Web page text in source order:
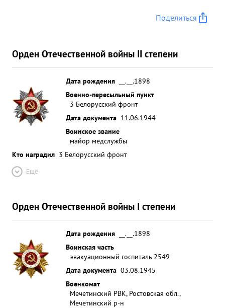
Поделиться
Орден Отечественной войны II степени
Дата рождения
__.__.1898
Военно-пересыльный пункт
3 Белорусский фронт
Дата документа 11.06.1944
Воинское звание
майор медслужбы
Кто наградил 3 Белорусский фронт
Ещё
Орден Отечественной войны I степени
Дата рождения
__.__.1898
Воинская часть
эвакуационный госпиталь 2549
Дата документа 03.08.1945
Военкомат
Мечетинский РВК, Ростовская обл.,
Мечетинский р-н